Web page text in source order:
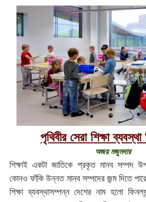
পৃথিবীর সেরা শিক্ষা ব্যবস্থা
অজয় মজুমদার
শিক্ষাই একটা জাতিকে প্রকৃত মানব সম্পদ
কোনও ফাঁকি উন্নত মানব সম্পদের জন্ম দিতে
শিক্ষা ব্যবস্থাসম্পন্ন দেশের নাম হলো